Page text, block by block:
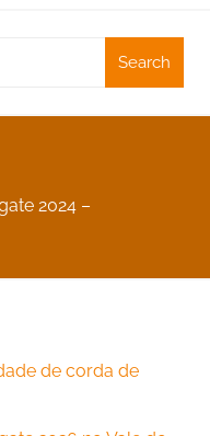
2024 –
de corda de